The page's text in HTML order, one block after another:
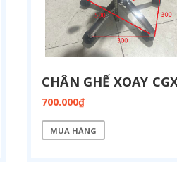
700.000₫
MUA HÀNG